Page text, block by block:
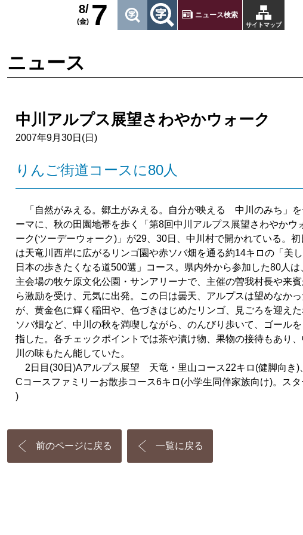
サイトマップ
ニュース検索
7
8/
(金)
ニュース
中川アルプス展望さわやかウォーク
2007年9月30日(日)
りんご街道コースに80人
「自然がみえる。郷土がみえる。自分が映える 中川のみち」を
ーマに、秋の田園地帯を歩く「第8回中川アルプス展望さわやかウ
ーク(ツーデーウォーク)」が29、30日、中川村で開かれている。初
は天竜川西岸に広がるリンゴ園や赤ソバ畑を通る約14キロの「美
日本の歩きたくなる道500選」コース。県内外から参加した80人は
主会場の牧ケ原文化公園・サンアリーナで、主催の曽我村長や来
ら激励を受け、元気に出発。この日は曇天、アルプスは望めなかっ
が、黄金色に輝く稲田や、色づきはじめたリンゴ、見ごろを迎え
ソバ畑など、中川の秋を満喫しながら、のんびり歩いて、ゴールを
指した。各チェックポイントでは茶や漬け物、果物の接待もあり、
川の味もたん能していた。
2日目(30日)Aアルプス展望 天竜・里山コース22キロ(健脚向き)
Cコースファミリーお散歩コース6キロ(小学生同伴家族向け)。スタ
)
前のページに戻る 一覧に戻る